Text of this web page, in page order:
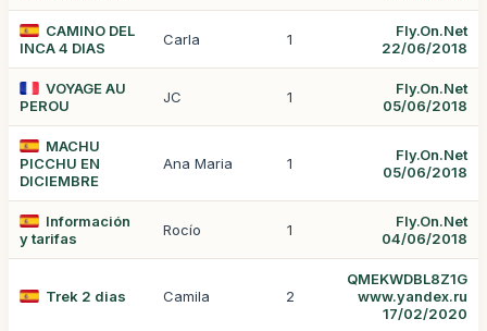
CAMINO DEL
INCA 4 DIAS
Carla 1
Fly.On.Net
22/06/2018
VOYAGE AU
PEROU
JC 1
Fly.On.Net
05/06/2018
MACHU
PICCHU EN
DICIEMBRE
Ana Maria 1
Fly.On.Net
05/06/2018
Información
y tarifas
Rocío 1
Fly.On.Net
04/06/2018
Trek 2 dias Camila 2
QMEKWDBL8Z1G
www.yandex.ru
17/02/2020